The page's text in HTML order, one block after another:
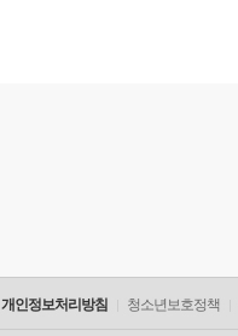
개인정보처리방침 청소년보호정책